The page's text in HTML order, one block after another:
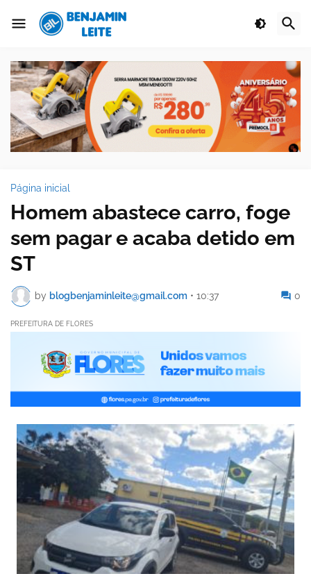
Página inicial
Homem abastece carro, foge
sem pagar e acaba detido em
ST
by blogbenjaminleite@gmail.com • 10:37 0
PREFEITURA DE FLORES